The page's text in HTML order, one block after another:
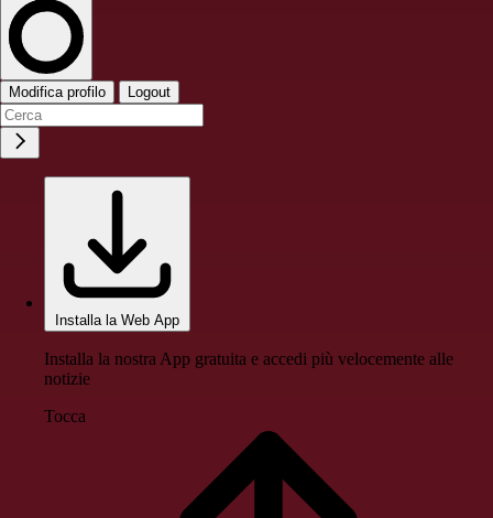
Modifica profilo Logout
Installa la Web App
Installa la nostra App gratuita e accedi più velocemente alle
notizie
Tocca